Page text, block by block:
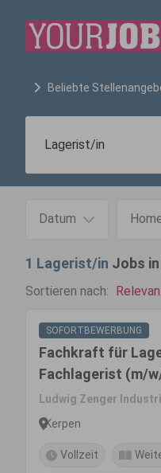
Beliebte
Datum
1 Lagerist/in Jobs in
Sortieren nach:
SOFORTBEWERBUNG
Fachkraft für
Fachlagerist (m/
Ludwig Zenger
Kerpen
Vollzeit